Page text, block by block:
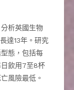
析英國生物
達13年。研究
態，包括每
飲用7至8杯
風險最低。